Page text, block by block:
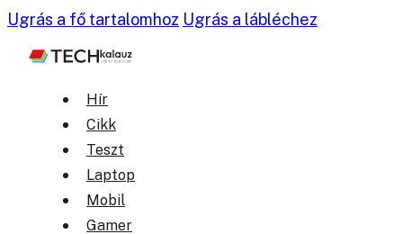
Ugrás a fő tartalomhoz Ugrás a lábléchez
Hír
Cikk
Teszt
Laptop
Mobil
Gamer